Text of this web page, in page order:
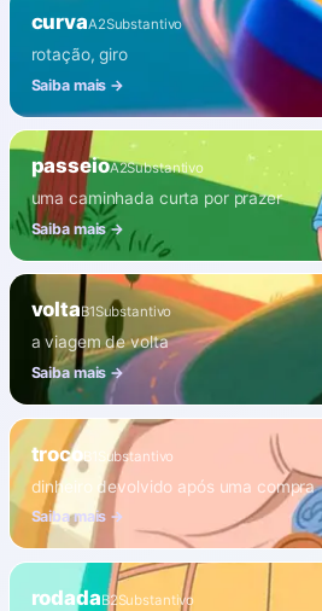
curvaA2Substantivo
rotação, giro
Saiba mais →
passeioA2Substantivo
uma caminhada curta por prazer
Saiba mais →
voltaB1Substantivo
a viagem de volta
Saiba mais →
trocoB1 Substantivo
dinheiro devolvido após uma compra
Saiba mais →
rodadaB2Substantivo